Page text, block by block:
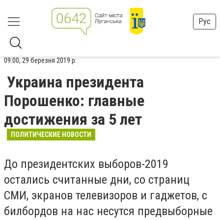
Рус
09:00, 29 березня 2019 р.
Украина президента
Порошенко: главные
достижения за 5 лет
ПОЛИТИЧЕСКИЕ НОВОСТИ
До президентских выборов-2019
остались считанные дни, со страниц
СМИ, экранов телевизоров и гаджетов, с
билбордов на нас несутся предвыборные